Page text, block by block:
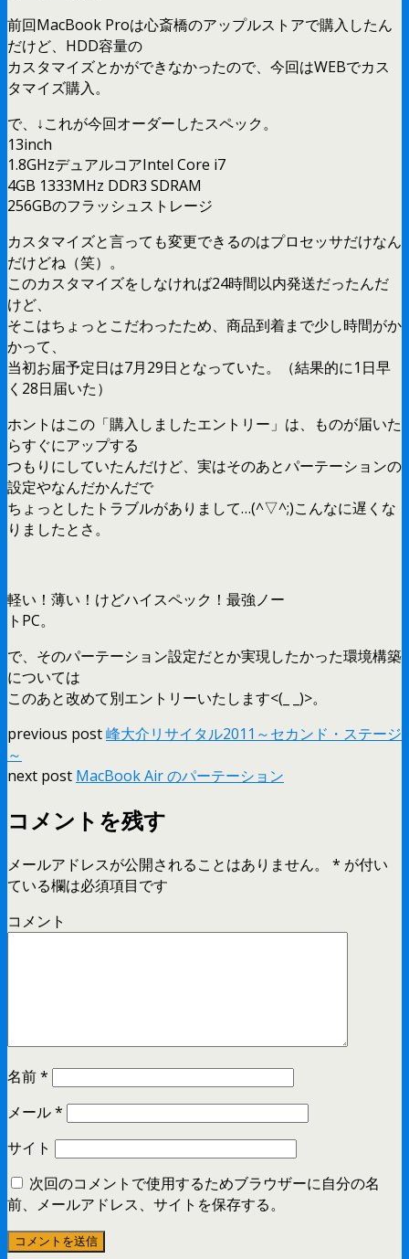
前回MacBook Proは心斎橋のアップルストアで購入したん
だけど、HDD容量の
カスタマイズとかができなかったので、今回はWEBでカス
タマイズ購入。
で、↓これが今回オーダーしたスペック。
13inch
1.8GHzデュアルコアIntel Core i7
4GB 1333MHz DDR3 SDRAM
256GBのフラッシュストレージ
カスタマイズと言っても変更できるのはプロセッサだけなん
だけどね（笑）。
このカスタマイズをしなければ24時間以内発送だったんだ
けど、
そこはちょっとこだわったため、商品到着まで少し時間がか
かって、
当初お届予定日は7月29日となっていた。（結果的に1日早
く28日届いた）
ホントはこの「購入しましたエントリー」は、ものが届いた
らすぐにアップする
つもりにしていたんだけど、実はそのあとパーテーションの
設定やなんだかんだで
ちょっとしたトラブルがありまして…(^▽^;)こんなに遅くな
りましたとさ。
軽い！薄い！けどハイスペック！最強ノー
トPC。
で、そのパーテーション設定だとか実現したかった環境構築
については
このあと改めて別エントリーいたします<(_ _)>。
previous post峰大介リサイタル2011～セカンド・ステージ
～
next post MacBook Air のパーテーション
コメントを残す
メールアドレスが公開されることはありません。 * が付い
ている欄は必須項目です
コメント
名前*
メール*
サイト
次回のコメントで使用するためブラウザーに自分の名
前、メールアドレス、サイトを保存する。